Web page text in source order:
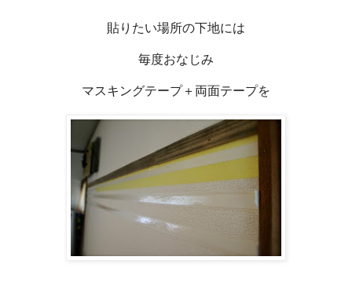
貼りたい場所の下地には
毎度おなじみ
マスキングテープ＋両面テープを